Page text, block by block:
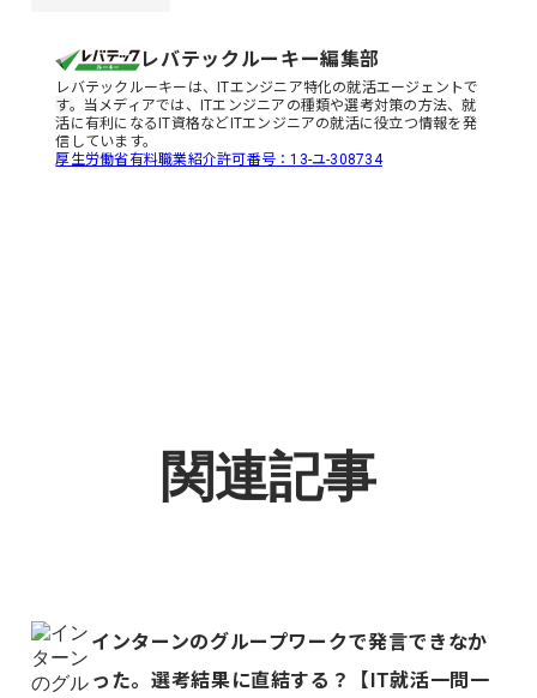
レバテックルーキー編集部
レバテックルーキーは、ITエンジニア特化の就活エージェントで
す。当メディアでは、ITエンジニアの種類や選考対策の方法、就
活に有利になるIT資格などITエンジニアの就活に役立つ情報を発
信しています。
厚生労働省有料職業紹介許可番号：13-ユ-308734
関連記事
インターンのグループワークで発言できなか
った。選考結果に直結する？【IT就活一問一